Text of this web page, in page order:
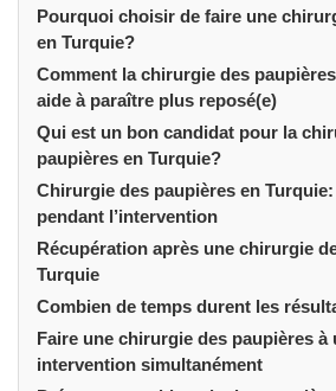
Pourquoi choisir de faire une
en Turquie?
Comment la chirurgie des
aide à paraître plus reposé(e)
Qui est un bon candidat pour la
paupières en Turquie?
Chirurgie des paupières en
pendant l’intervention
Récupération après une chirurgie
Turquie
Combien de temps durent les
Faire une chirurgie des paupières à
intervention simultanément